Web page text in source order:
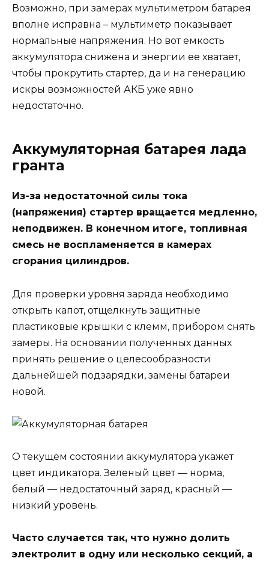
Возможно, при замерах мультиметром батарея
вполне исправна – мультиметр показывает
нормальные напряжения. Но вот емкость
аккумулятора снижена и энергии ее хватает,
чтобы прокрутить стартер, да и на генерацию
искры возможностей АКБ уже явно
недостаточно.
Аккумуляторная батарея лада
гранта
Из-за недостаточной силы тока
(напряжения) стартер вращается медленно,
неподвижен. В конечном итоге, топливная
смесь не воспламеняется в камерах
сгорания цилиндров.
Для проверки уровня заряда необходимо
открыть капот, отщелкнуть защитные
пластиковые крышки с клемм, прибором снять
замеры. На основании полученных данных
принять решение о целесообразности
дальнейшей подзарядки, замены батареи
новой.
О текущем состоянии аккумулятора укажет
цвет индикатора. Зеленый цвет — норма,
белый — недостаточный заряд, красный —
низкий уровень.
Часто случается так, что нужно долить
электролит в одну или несколько секций, а